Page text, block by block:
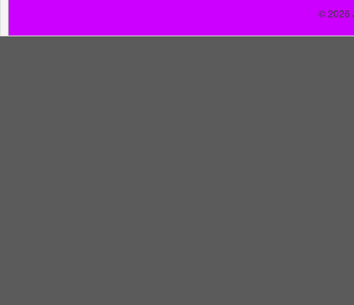
© 2026